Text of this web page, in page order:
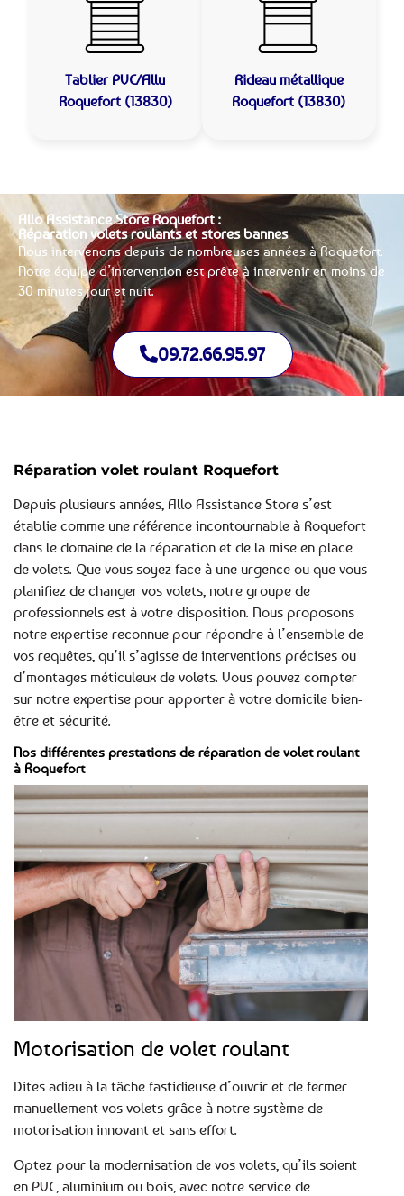
Tablier PVC/Allu
Roquefort (13830)
Rideau métallique
Roquefort (13830)
Allo Assistance Store Roquefort :
Réparation volets roulants et stores bannes
Nous intervenons depuis de nombreuses années à Roquefort.
Notre équipe d’intervention est prête à intervenir en moins de
30 minutes jour et nuit.
09.72.66.95.97
Réparation volet roulant Roquefort
Depuis plusieurs années, Allo Assistance Store s’est
établie comme une référence incontournable à Roquefort
dans le domaine de la réparation et de la mise en place
de volets. Que vous soyez face à une urgence ou que vous
planifiez de changer vos volets, notre groupe de
professionnels est à votre disposition. Nous proposons
notre expertise reconnue pour répondre à l’ensemble de
vos requêtes, qu’il s’agisse de interventions précises ou
d’montages méticuleux de volets. Vous pouvez compter
sur notre expertise pour apporter à votre domicile bien-
être et sécurité.
Nos différentes prestations de réparation de volet roulant
à Roquefort
Motorisation de volet roulant
Dites adieu à la tâche fastidieuse d’ouvrir et de fermer
manuellement vos volets grâce à notre système de
motorisation innovant et sans effort.
Optez pour la modernisation de vos volets, qu’ils soient
en PVC, aluminium ou bois, avec notre service de